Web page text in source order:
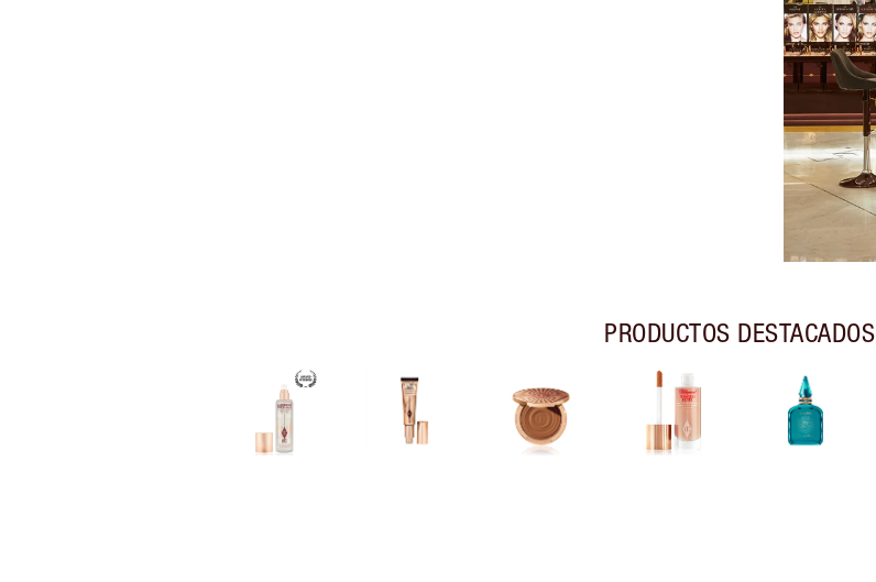
PRODUCTOS DESTACADOS